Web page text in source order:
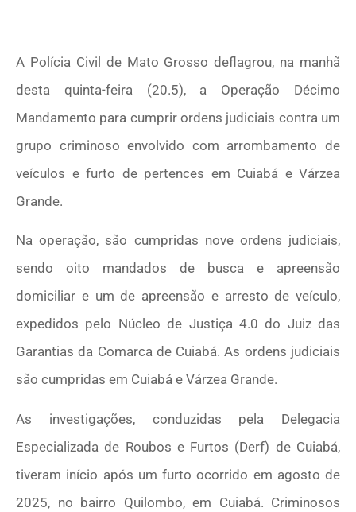
A Polícia Civil de Mato Grosso deflagrou, na manhã
desta quinta-feira (20.5), a Operação Décimo
Mandamento para cumprir ordens judiciais contra um
grupo criminoso envolvido com arrombamento de
veículos e furto de pertences em Cuiabá e Várzea
Grande.
Na operação, são cumpridas nove ordens judiciais,
sendo oito mandados de busca e apreensão
domiciliar e um de apreensão e arresto de veículo,
expedidos pelo Núcleo de Justiça 4.0 do Juiz das
Garantias da Comarca de Cuiabá. As ordens judiciais
são cumpridas em Cuiabá e Várzea Grande.
As investigações, conduzidas pela Delegacia
Especializada de Roubos e Furtos (Derf) de Cuiabá,
tiveram início após um furto ocorrido em agosto de
2025, no bairro Quilombo, em Cuiabá. Criminosos